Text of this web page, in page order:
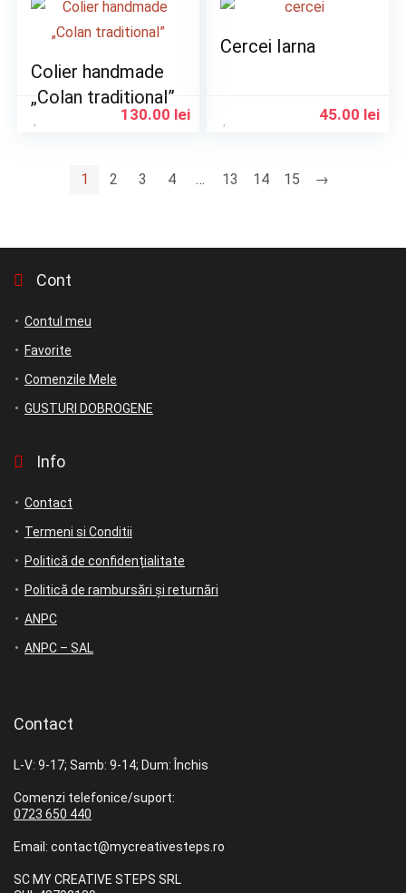
Colier handmade
„Colan traditional”
130.00 lei
Cercei Iarna
45.00 lei
1 2 3 4 … 13 14 15 →
Cont
Contul meu
Favorite
Comenzile Mele
GUSTURI DOBROGENE
Info
Contact
Termeni si Conditii
Politică de confidențialitate
Politică de rambursări și returnări
ANPC
ANPC – SAL
Contact
L-V: 9-17; Samb: 9-14; Dum: Închis
Comenzi telefonice/suport:
0723 650 440
Email: contact@mycreativesteps.ro
SC MY CREATIVE STEPS SRL